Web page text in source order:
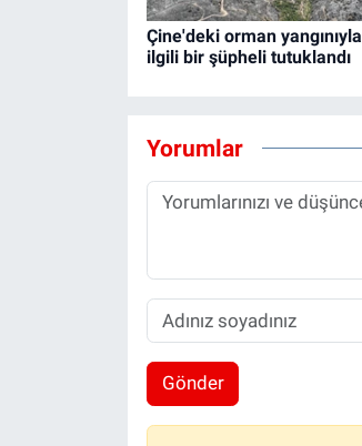
Çine'deki orman yangınıyla
ilgili bir şüpheli tutuklandı
Yorumlar
Gönder